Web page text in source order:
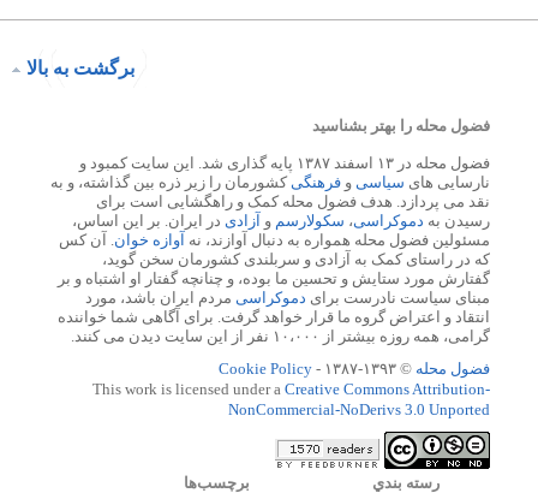
برگشت به بالا
فضول محله را بهتر بشناسید
فضول محله در ۱۳ اسفند ۱۳۸۷ پایه گذاری شد. این سایت کمبود و
نارسایی های سیاسی و فرهنگی کشورمان را زیر ذره بین گذاشته، و به
نقد می پردازد. هدف فضول محله کمک و راهگشایی است برای
رسیدن به دموکراسی، سکولارسم و آزادی در ایران. بر این اساس،
مسئولین فضول محله همواره به دنبال آوازند، نه آوازه خوان . آن کس
که در راستای کمک به آزادی و سربلندی کشورمان سخن گوید،
گفتارش مورد ستایش و تحسین ما بوده، و چنانچه گفتار او اشتباه و بر
مبنای سیاست نادرست برای دموکراسی مردم ایران باشد، مورد
انتقاد و اعتراض گروه ما قرار خواهد گرفت. برای آگاهی شما خواننده
گرامی، همه روزه بیشتر از ۱۰،۰۰۰ نفر از این سایت دیدن می کنند.
فضول محله © ۱۳۹۳-۱۳۸۷ -
Cookie Policy
This work is licensed under a Creative Commons Attribution-
NonCommercial-NoDerivs 3.0 Unported
رسته بندي برچسب‌ها